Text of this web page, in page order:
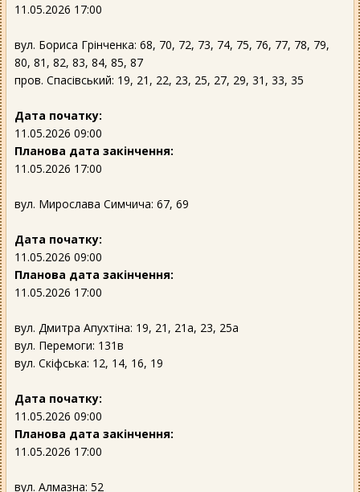
11.05.2026 17:00
вул. Бориса Грінченка: 68, 70, 72, 73, 74, 75, 76, 77, 78, 79,
80, 81, 82, 83, 84, 85, 87
пров. Спасівський: 19, 21, 22, 23, 25, 27, 29, 31, 33, 35
Дата початку:
11.05.2026 09:00
Планова дата закінчення:
11.05.2026 17:00
вул. Мирослава Симчича: 67, 69
Дата початку:
11.05.2026 09:00
Планова дата закінчення:
11.05.2026 17:00
вул. Дмитра Апухтіна: 19, 21, 21а, 23, 25а
вул. Перемоги: 131в
вул. Скіфська: 12, 14, 16, 19
Дата початку:
11.05.2026 09:00
Планова дата закінчення:
11.05.2026 17:00
вул. Алмазна: 52